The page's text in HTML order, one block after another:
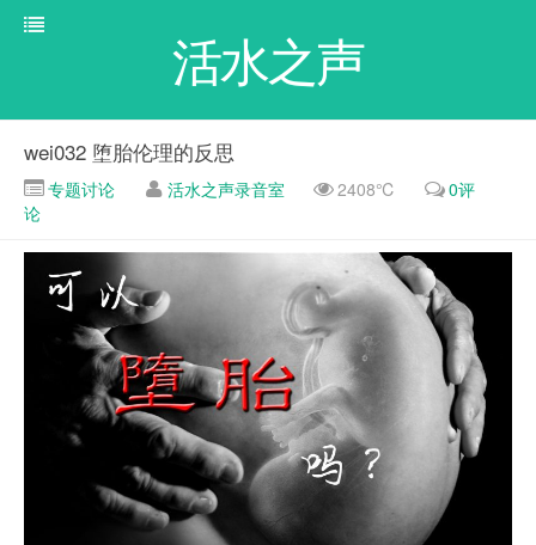
活水之声
wei032 堕胎伦理的反思
专题讨论 活水之声录音室 2408℃
0评
论